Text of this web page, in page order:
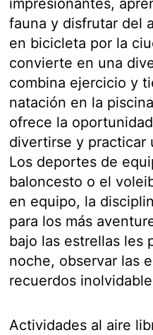
impresionantes,
fauna y disfrutar del
en bicicleta por la
convierte en una
combina ejercicio y
natación en la
ofrece la
divertirse y practicar
Los deportes de
baloncesto o el
en equipo, la
para los más
bajo las estrellas les
noche, observar las
recuerdos
Actividades al aire